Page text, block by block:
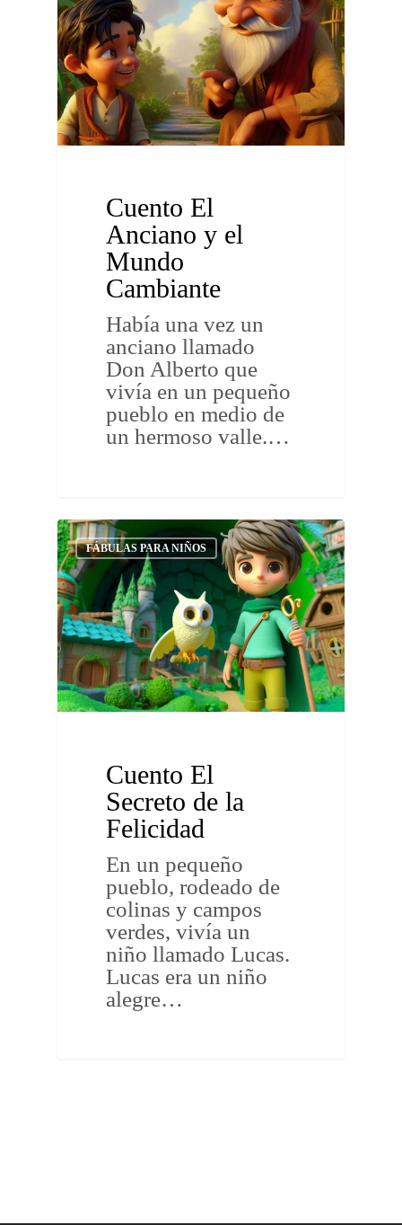
Cuento El
Anciano y el
Mundo
Cambiante
Había una vez un
anciano llamado
Don Alberto que
vivía en un pequeño
pueblo en medio de
un hermoso valle.…
FÁBULAS PARA NIÑOS
Cuento El
Secreto de la
Felicidad
En un pequeño
pueblo, rodeado de
colinas y campos
verdes, vivía un
niño llamado Lucas.
Lucas era un niño
alegre…